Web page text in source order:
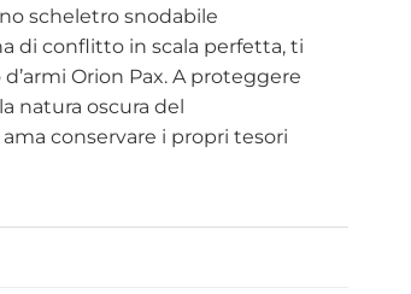
scheletro snodabile
di conflitto in scala perfetta, ti
Orion Pax. A proteggere
natura oscura del
conservare i propri tesori